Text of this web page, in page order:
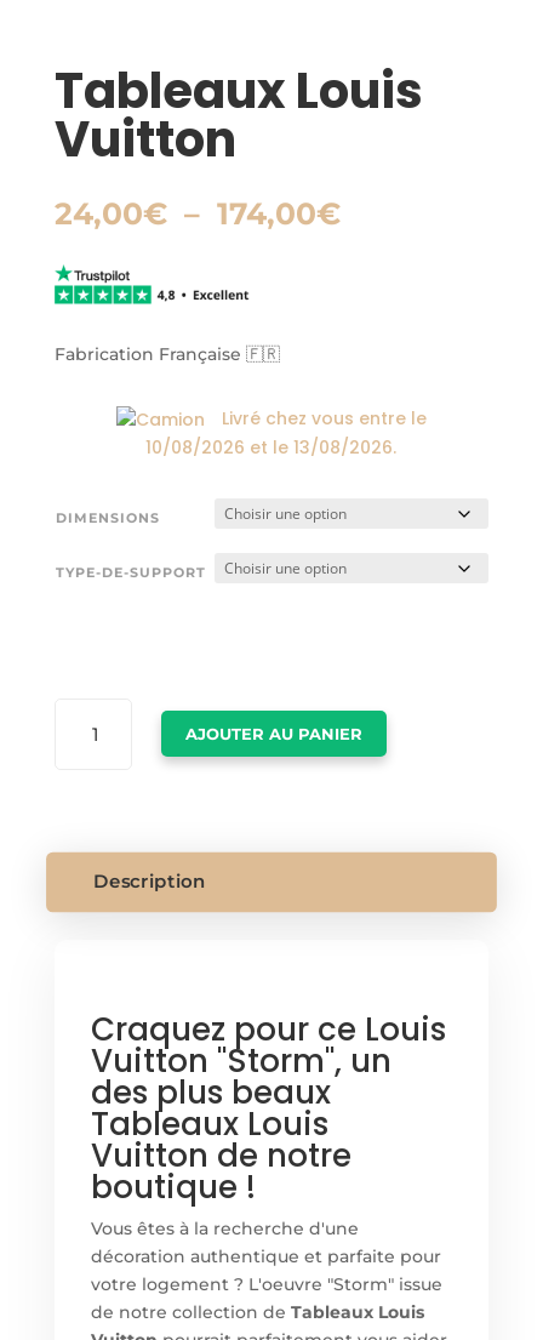
Tableaux Louis
Vuitton
24,00€ – 174,00€Plage
Fabrication Française 🇫🇷
Livré chez vous entre le
10/08/2026 et le13/08/2026.
DIMENSIONS
TYPE-DE-SUPPORT
AJOUTER AU PANIER
Description
Craquez pour ce Louis
Vuitton "Storm", un
des plus beaux
Tableaux Louis
Vuitton de notre
boutique !
Vous êtes à la recherche d'une
décoration authentique et parfaite pour
votre logement ? L'oeuvre "Storm" issue
de notre collection de Tableaux Louis